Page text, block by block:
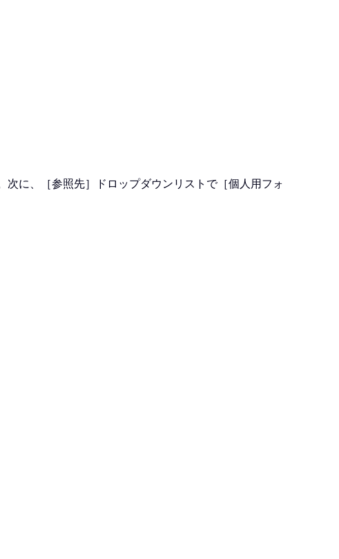
に、［参照先］ドロップダウンリストで［個人用フォ